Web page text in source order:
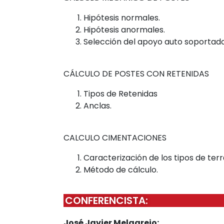
Hipótesis normales.
Hipótesis anormales.
Selección del apoyo auto
CÁLCULO DE POSTES CON RETENIDAS
Tipos de Retenidas
Anclas.
CALCULO CIMENTACIONES
Caracterización de los tipos de
Método de cálculo.
CONFERENCISTA: